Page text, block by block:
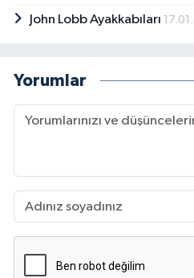
John Lobb Ayakkabıları
Yorumlar